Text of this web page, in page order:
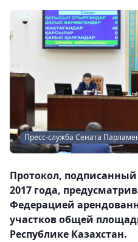
Пресс-служба Сената
Протокол, подписанный
2017 года,
Федерацией
участков общей
Республике Казахстан.